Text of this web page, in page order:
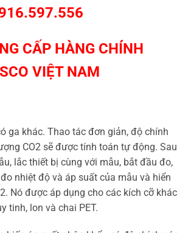
CẤP HÀNG CHÍNH
VIỆT NAM
ga khác. Thao tác đơn giản, độ chính
CO2 sẽ được tính toán tự động. Sau
lắc thiết bị cùng với mẫu, bắt đầu đo,
nhiệt độ và áp suất của mẫu và hiển
Nó được áp dụng cho các kích cỡ khác
tinh, lon và chai PET.